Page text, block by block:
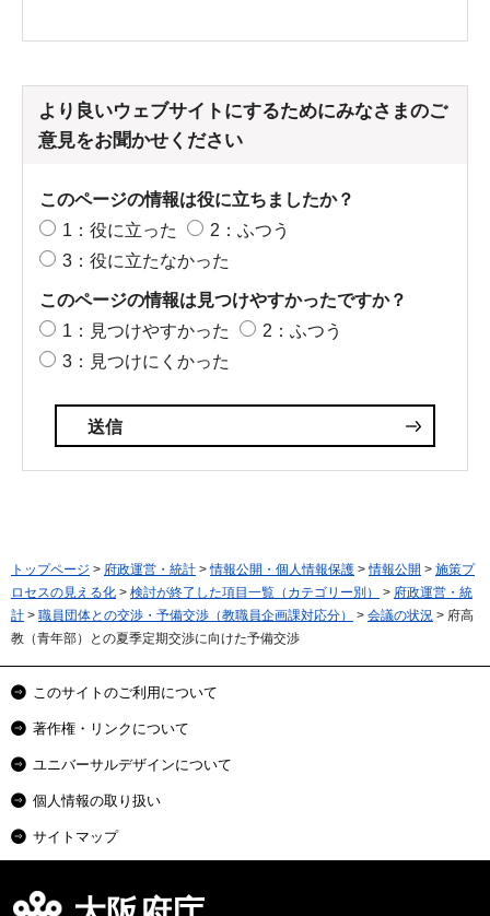
より良いウェブサイトにするためにみなさまのご
意見をお聞かせください
このページの情報は役に立ちましたか？
1：役に立った
2：ふつう
3：役に立たなかった
このページの情報は見つけやすかったですか？
1：見つけやすかった
2：ふつう
3：見つけにくかった
トップページ > 府政運営・統計 >情報公開・個人情報保護 >情報公開 > 施策プ
ロセスの見える化 > 検討が終了した項目一覧（カテゴリー別） > 府政運営・統
計 > 職員団体との交渉・予備交渉（教職員企画課対応分） > 会議の状況 > 府高
教（青年部）との夏季定期交渉に向けた予備交渉
このサイトのご利用について
著作権・リンクについて
ユニバーサルデザインについて
個人情報の取り扱い
サイトマップ